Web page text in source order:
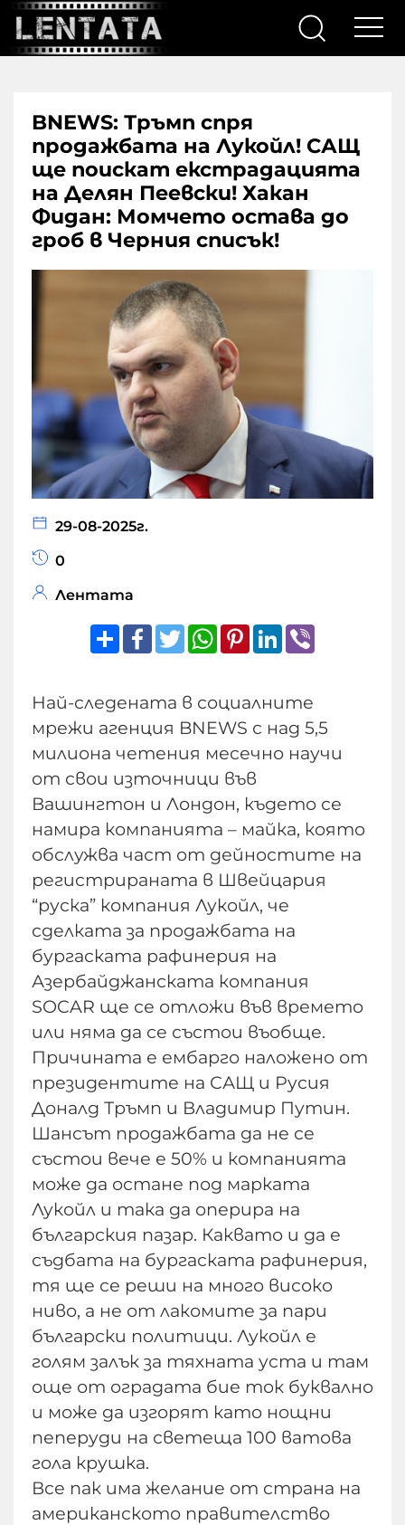
BNEWS: Тръмп спря
продажбата на Лукойл! САЩ
ще поискат екстрадацията
на Делян Пеевски! Хакан
Фидан: Момчето остава до
гроб в Черния списък!
29-08-2025г.
0
Лентата
ShareFacebook
TwitterWhatsApp
Pinterest
LinkedIn
Най-следената в социалните
мрежи агенция BNEWS с над 5,5
милиона четения месечно научи
от свои източници във
Вашингтон и Лондон, където се
намира компанията – майка, която
обслужва част от дейностите на
регистрираната в Швейцария
“руска” компания Лукойл, че
сделката за продажбата на
бургаската рафинерия на
Азербайджанската компания
SOCAR ще се отложи във времето
или няма да се състои въобще.
Причината е ембарго наложено от
президентите на САЩ и Русия
Доналд Тръмп и Владимир Путин.
Шансът продажбата да не се
състои вече е 50% и компанията
може да остане под марката
Лукойл и така да оперира на
българския пазар. Каквато и да е
съдбата на бургаската рафинерия,
тя ще се реши на много високо
ниво, а не от лакомите за пари
български политици. Лукойл е
голям залък за тяхната уста и там
още от оградата бие ток буквално
и може да изгорят като нощни
пеперуди на светеща 100 ватова
гола крушка.
Все пак има желание от страна на
американското правителство